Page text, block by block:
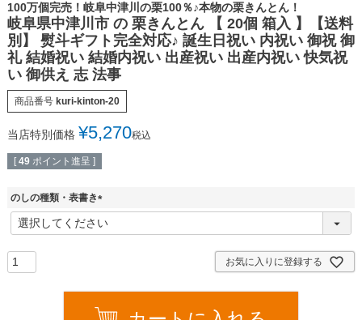
100万個完売！岐阜中津川の栗100％♪本物の栗きんとん！
岐阜県中津川市 の 栗きんとん 【 20個 箱入 】【送料
別】 熨斗ギフト完全対応♪ 誕生日祝い 内祝い 御祝 御
礼 結婚祝い 結婚内祝い 出産祝い 出産内祝い 快気祝
い 御供え 志 法事
商品番号 kuri-kinton-20
当店特別価格 ¥5,270税込
[ 49 ポイント進呈 ]
のしの種類・表書き
(
必
お気に入りに登録する